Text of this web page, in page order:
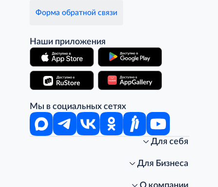
Форма обратной связи
Наши приложения
Мы в социальных сетях
Для себя
Стань клиентом METRO
Для Бизнеса